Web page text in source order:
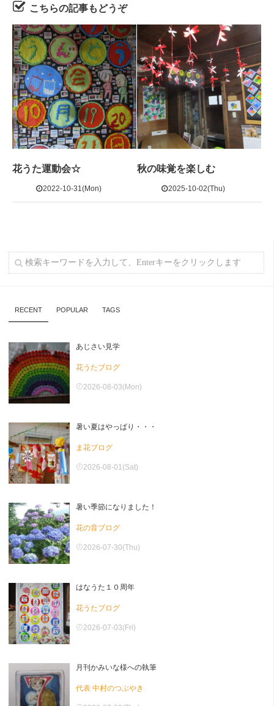
こちらの記事もどうぞ
花うた運動会☆
2022-10-31(Mon)
秋の味覚を楽しむ
2025-10-02(Thu)
RECENT POPULAR TAGS
あじさい見学
花うたブログ
2026-08-03(Mon)
暑い夏はやっぱり・・・
ま花ブログ
2026-08-01(Sat)
暑い季節になりました！
花の音ブログ
2026-07-30(Thu)
はなうた１０周年
花うたブログ
2026-07-03(Fri)
月刊かみいな様への執筆
代表 中村のつぶやき